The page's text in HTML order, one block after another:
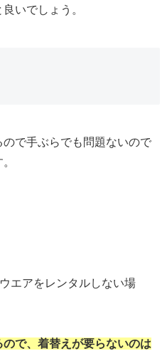
いでしょう。
で手ぶらでも問題ないので
エアをレンタルしない場
で、着替えが要らないのは